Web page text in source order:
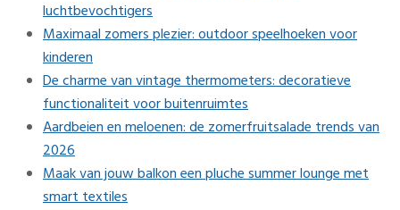
luchtbevochtigers
Maximaal zomers plezier: outdoor speelhoeken voor
kinderen
De charme van vintage thermometers: decoratieve
functionaliteit voor buitenruimtes
Aardbeien en meloenen: de zomerfruitsalade trends van
2026
Maak van jouw balkon een pluche summer lounge met
smart textiles